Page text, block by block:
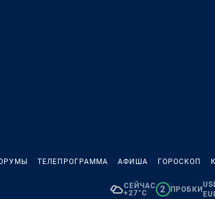
ТЕЛЕПРОГРАММА АФИША ГОРОСКОП
СЕЙЧАС
+27°C
2 ПРОБКИ